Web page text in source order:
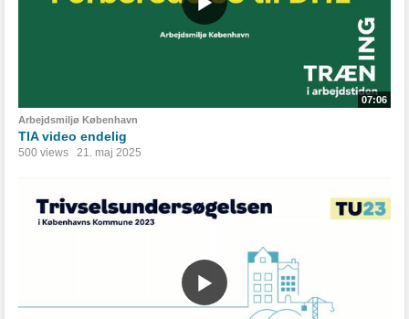
07:06
Arbejdsmiljø København
TIA video endelig
500 views 21. maj 2025